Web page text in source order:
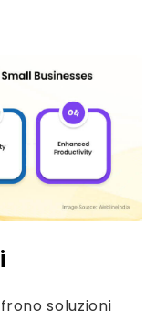
soluzioni